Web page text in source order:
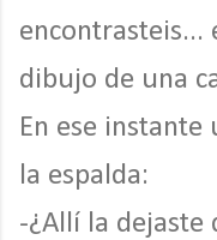
encontrasteis...
dibujo de una
En ese
la espalda:
-¿Allí la dejaste